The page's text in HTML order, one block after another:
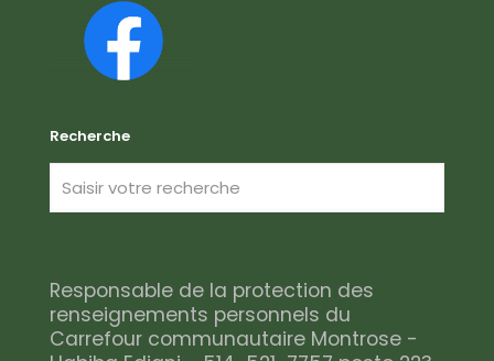
Recherche
Responsable de la protection des
renseignements personnels du
Carrefour communautaire Montrose -